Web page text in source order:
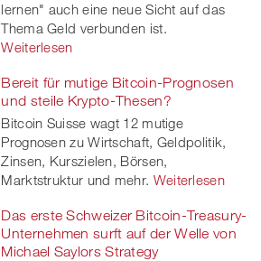
lernen" auch eine neue Sicht auf das
Thema Geld verbunden ist.
Weiterlesen
Bereit für mutige Bitcoin-Prognosen
und steile Krypto-Thesen?
Bitcoin Suisse wagt 12 mutige
Prognosen zu Wirtschaft, Geldpolitik,
Zinsen, Kurszielen, Börsen,
Marktstruktur und mehr. Weiterlesen
Das erste Schweizer Bitcoin-Treasury-
Unternehmen surft auf der Welle von
Michael Saylors Strategy